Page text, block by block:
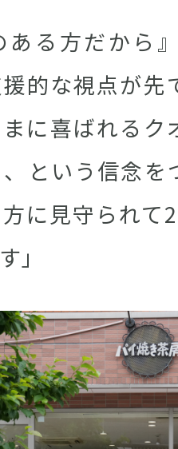
ある方だから
的な視点が先
に喜ばれる
という信念を
に見守られて
」